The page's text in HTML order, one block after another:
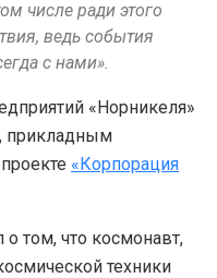
числе ради этого
ведь события
с нами».
«Норникеля»
прикладным
«Корпорация
том, что космонавт,
техники